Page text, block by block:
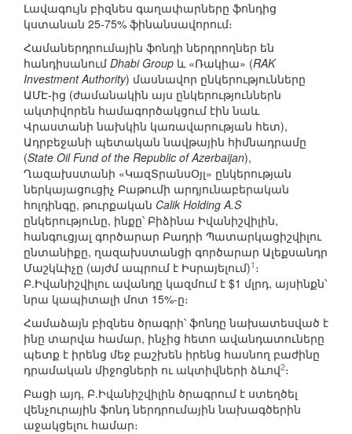
Լավագույն բիզնես գաղափարները ֆոնդից
կստանան 25-75% ֆինանսավորում։
Համաներդրումային ֆոնդի ներդրողներ են
հանդիսանում Dhabi Group և «Ռակիա» (RAK
Investment Authority) մասնավոր ընկերությունները
ԱՄԷ-ից (ժամանակին այս ընկերություններն
ակտիվորեն համագործակցում էին նաև
Վրաստանի նախկին կառավարության հետ),
Ադրբեջանի պետական նավթային հիմնադրամը
(State Oil Fund of the Republic of Azerbaijan),
Ղազախստանի «ԿազՏրանսՕյլ» ընկերության
ներկայացուցիչ Բաթումի արդյունաբերական
հոլդինգը, թուրքական Calik Holding A.S
ընկերությունը, ինքը՝ Բիձինա Իվանիշվիլին,
հանգուցյալ գործարար Բադրի Պատարկացիշվիլու
ընտանիքը, ղազախստանցի գործարար Ալեքսանդր
Մաշկևիչը (այժմ ապրում է Իսրայելում)1 ։
Բ.Իվանիշվիլու ավանդը կազմում է $1 մլրդ, այսինքն՝
նրա կապիտալի մոտ 15%-ը։
Համաձայն բիզնես ծրագրի՝ ֆոնդը նախատեսված է
ինը տարվա համար, ինչից հետո ավանդատուները
պետք է իրենց մեջ բաշխեն իրենց հասնող բաժինը
դրամական միջոցների ու ակտիվների ձևով2։
Բացի այդ, Բ.Իվանիշվիլին ծրագրում է ստեղծել
վենչուրային ֆոնդ ներդրումային նախագծերին
աջակցելու համար։